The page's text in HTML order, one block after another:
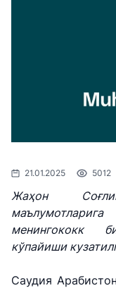
21.01.2025 5012
Жаҳон
менингококк
кўпайиши
Саудия